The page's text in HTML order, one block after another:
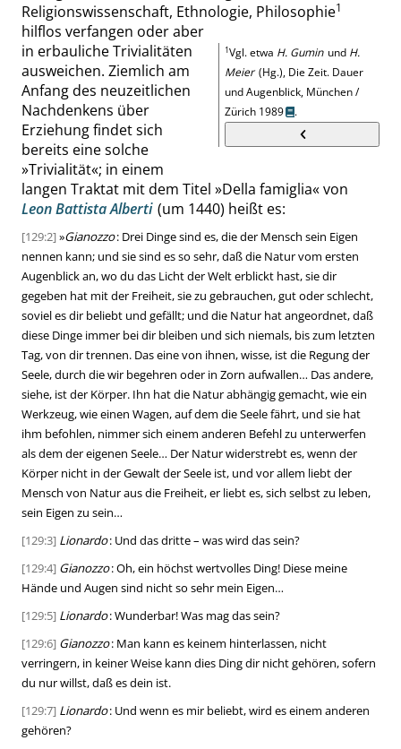
Religionswissenschaft, Ethnologie, Philosophie1
1Vgl. etwa H. Gumin und H.
Meier(Hg.), Die Zeit. Dauer
und Augenblick, München /
Zürich 1989
.
hilflos verfangen oder aber
in erbauliche Trivialitäten
ausweichen. Ziemlich am
Anfang des neuzeitlichen
Nachdenkens über
Erziehung findet sich
bereits eine solche
»Trivialität«; in einem
langen Traktat mit dem Titel »Della famiglia«von
Leon Battista Alberti (um 1440) heißt es:
[129:2]»Gianozzo: Drei Dinge sind es, die der Mensch sein Eigen
nennen kann; und sie sind es so sehr, daß die Natur vom ersten
Augenblick an, wo du das Licht der Welt erblickt hast, sie dir
gegeben hat mit der Freiheit, sie zu gebrauchen, gut oder schlecht,
soviel es dir beliebt und gefällt; und die Natur hat angeordnet, daß
diese Dinge immer bei dir bleiben und sich niemals, bis zum letzten
Tag, von dir trennen. Das eine von ihnen, wisse, ist die Regung der
Seele, durch die wir begehren oder in Zorn aufwallen… Das andere,
siehe, ist der Körper. Ihn hat die Natur abhängig gemacht, wie ein
Werkzeug, wie einen Wagen, auf dem die Seele fährt, und sie hat
ihm befohlen, nimmer sich einem anderen Befehl zu unterwerfen
als dem der eigenen Seele… Der Natur widerstrebt es, wenn der
Körper nicht in der Gewalt der Seele ist, und vor allem liebt der
Mensch von Natur aus die Freiheit, er liebt es, sich selbst zu leben,
sein Eigen zu sein…
[129:3] Lionardo: Und das dritte – was wird das sein?
[129:4] Gianozzo: Oh, ein höchst wertvolles Ding! Diese meine
Hände und Augen sind nicht so sehr mein Eigen…
[129:5] Lionardo: Wunderbar! Was mag das sein?
[129:6] Gianozzo: Man kann es keinem hinterlassen, nicht
verringern, in keiner Weise kann dies Ding dir nicht gehören, sofern
du nur willst, daß es dein ist.
[129:7] Lionardo: Und wenn es mir beliebt, wird es einem anderen
gehören?